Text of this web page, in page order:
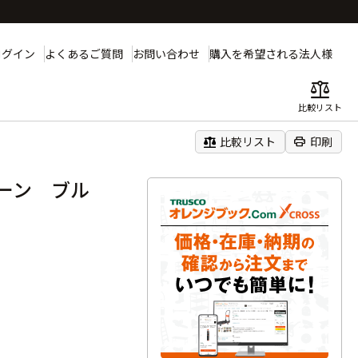
イン よくあるご質問 お問い合わせ 購入を希望される法人様
balance
比較リスト
balance 比較リスト print 印刷
ン ブル